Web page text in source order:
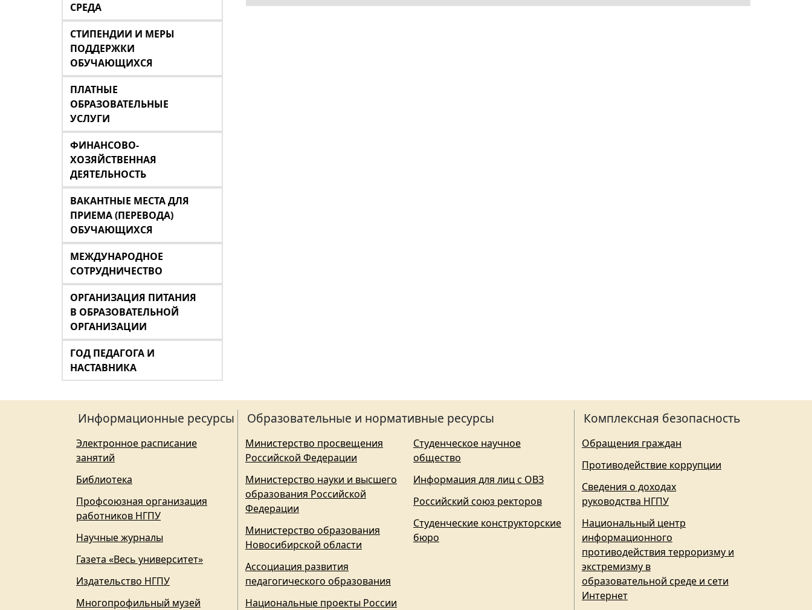
СРЕДА
СТИПЕНДИИ И МЕРЫ
ПОДДЕРЖКИ
ОБУЧАЮЩИХСЯ
ПЛАТНЫЕ
ОБРАЗОВАТЕЛЬНЫЕ
УСЛУГИ
ФИНАНСОВО-
ХОЗЯЙСТВЕННАЯ
ДЕЯТЕЛЬНОСТЬ
ВАКАНТНЫЕ МЕСТА ДЛЯ
ПРИЕМА (ПЕРЕВОДА)
ОБУЧАЮЩИХСЯ
МЕЖДУНАРОДНОЕ
СОТРУДНИЧЕСТВО
ОРГАНИЗАЦИЯ ПИТАНИЯ
В ОБРАЗОВАТЕЛЬНОЙ
ОРГАНИЗАЦИИ
ГОД ПЕДАГОГА И
НАСТАВНИКА
Информационные ресурсы
Электронное расписание
занятий
Библиотека
Профсоюзная организация
работников НГПУ
Научные журналы
Газета «Весь университет»
Издательство НГПУ
Многопрофильный музей
Образовательные и нормативные ресурсы
Министерство просвещения
Российской Федерации
Министерство науки и высшего
образования Российской
Федерации
Министерство образования
Новосибирской области
Ассоциация развития
педагогического образования
Национальные проекты России
Студенческое научное
общество
Информация для лиц с ОВЗ
Российский союз ректоров
Студенческие конструкторские
бюро
Комплексная безопасность
Обращения граждан
Противодействие коррупции
Сведения о доходах
руководства НГПУ
Национальный центр
информационного
противодействия терроризму и
экстремизму в
образовательной среде и сети
Интернет